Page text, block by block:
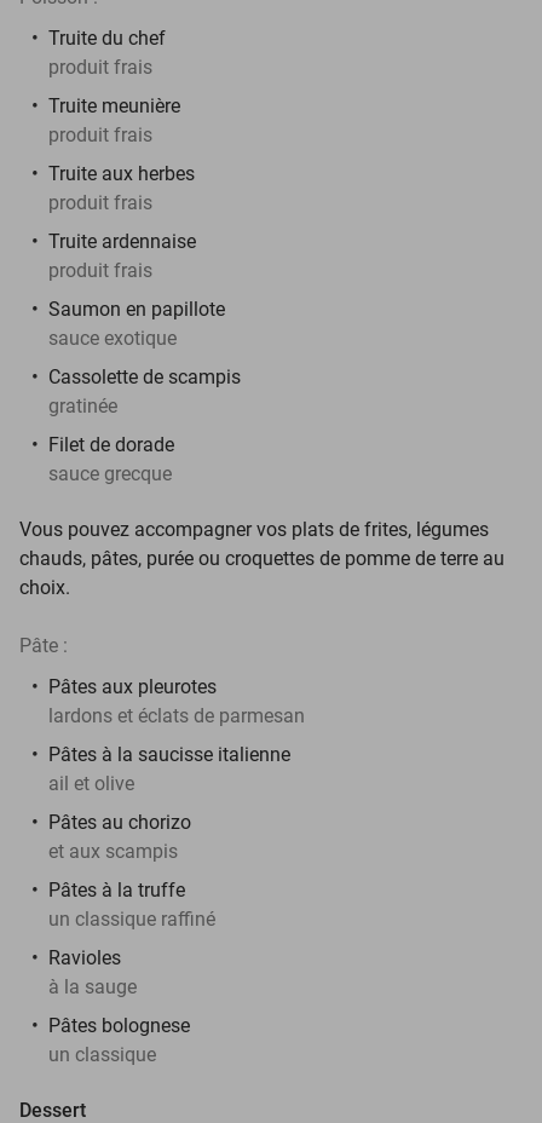
Truite du chef
produit frais
Truite meunière
produit frais
Truite aux herbes
produit frais
Truite ardennaise
produit frais
Saumon en papillote
sauce exotique
Cassolette de scampis
gratinée
Filet de dorade
sauce grecque
Vous pouvez accompagner vos plats de frites, légumes
chauds, pâtes, purée ou croquettes de pomme de terre au
choix.
Pâte :
Pâtes aux pleurotes
lardons et éclats de parmesan
Pâtes à la saucisse italienne
ail et olive
Pâtes au chorizo
et aux scampis
Pâtes à la truffe
un classique raffiné
Ravioles
à la sauge
Pâtes bolognese
un classique
Dessert